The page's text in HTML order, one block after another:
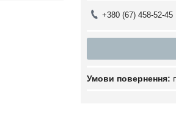
+380 (67) 458-52-45